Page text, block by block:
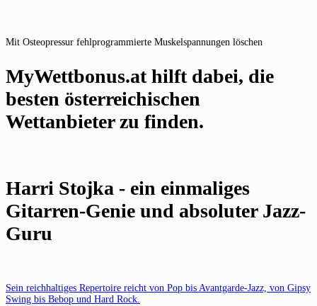
Mit Osteopressur fehlprogrammierte Muskelspannungen löschen
MyWettbonus.at hilft dabei, die
besten österreichischen
Wettanbieter zu finden.
Harri Stojka - ein einmaliges
Gitarren-Genie und absoluter Jazz-
Guru
Sein reichhaltiges Repertoire reicht von Pop bis Avantgarde-Jazz, von Gipsy
Swing bis Bebop und Hard Rock.